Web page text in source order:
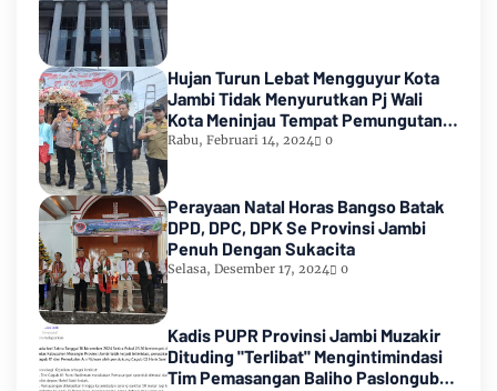
Hujan Turun Lebat Mengguyur Kota
Jambi Tidak Menyurutkan Pj Wali
Kota Meninjau Tempat Pemungutan
Suara Pemilu 2024
Rabu, Februari 14, 2024 0
Perayaan Natal Horas Bangso Batak
DPD, DPC, DPK Se Provinsi Jambi
Penuh Dengan Sukacita
Selasa, Desember 17, 2024 0
Kadis PUPR Provinsi Jambi Muzakir
Dituding "Terlibat" Mengintimindasi
Tim Pemasangan Baliho Paslongub